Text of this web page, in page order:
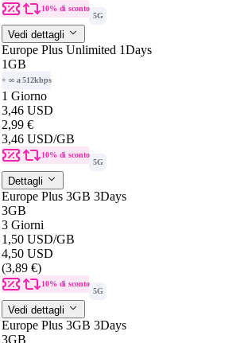
10% di sconto
5G
Vedi dettagli
Europe Plus Unlimited 1Days
1GB
+ ∞ a 512kbps
1 Giorno
3,46 USD
2,99 €
3,46 USD/GB
10% di sconto
5G
Dettagli
Europe Plus 3GB 3Days
3GB
3 Giorni
1,50 USD/GB
4,50 USD
(3,89 €)
10% di sconto
5G
Vedi dettagli
Europe Plus 3GB 3Days
3GB